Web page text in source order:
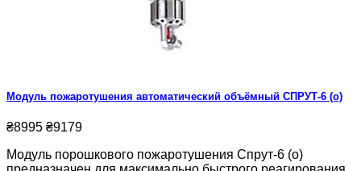
Модуль пожаротушения автоматический объёмный СПРУТ-6 (о)
₴8995 ₴9179
Модуль порошкового пожаротушения Спрут-6 (о)